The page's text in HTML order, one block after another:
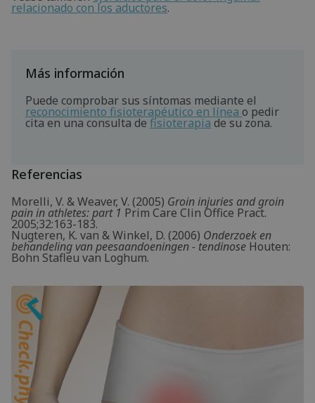
relacionado con los aductores.
Más información
Puede comprobar sus síntomas mediante el
reconocimiento fisioterapéutico en línea o pedir
cita en una consulta de fisioterapia de su zona.
Referencias
Morelli, V. & Weaver, V. (2005) Groin injuries and groin
pain in athletes: part 1 Prim Care Clin Office Pract.
2005;32:163-183.
Nugteren, K. van & Winkel, D. (2006) Onderzoek en
behandeling van peesaandoeningen - tendinose Houten:
Bohn Stafleu van Loghum.